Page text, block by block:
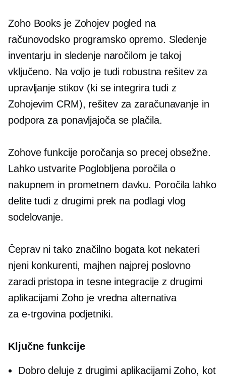
Zoho Books je Zohojev pogled na
računovodsko programsko opremo. Sledenje
inventarju in sledenje naročilom je takoj
vključeno. Na voljo je tudi robustna rešitev za
upravljanje stikov (ki se integrira tudi z
Zohojevim CRM), rešitev za zaračunavanje in
podpora za ponavljajoča se plačila.
Zohove funkcije poročanja so precej obsežne.
Lahko ustvarite Poglobljena poročila o
nakupnem in prometnem davku. Poročila lahko
delite tudi z drugimi prek na podlagi vlog
sodelovanje.
Čeprav ni tako značilno bogata kot nekateri
njeni konkurenti, majhen najprej poslovno
zaradi pristopa in tesne integracije z drugimi
aplikacijami Zoho je vredna alternativa
za e-trgovinapodjetniki.
Ključne funkcije
Dobro deluje z drugimi aplikacijami Zoho, kot